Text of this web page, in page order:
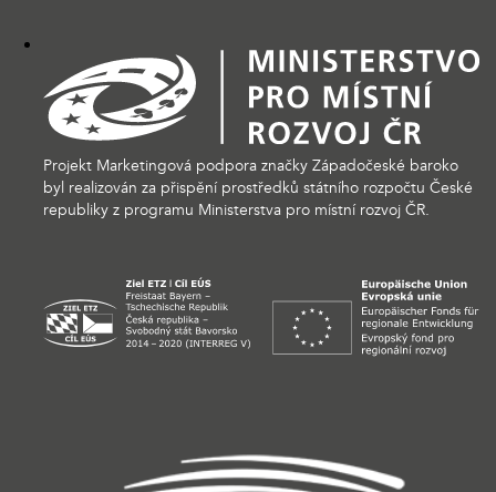
Projekt Marketingová podpora značky Západočeské baroko
byl realizován za přispění prostředků státního rozpočtu České
republiky z programu Ministerstva pro místní rozvoj ČR.